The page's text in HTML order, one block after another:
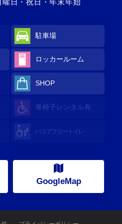
駐車場
ロッカールーム
SHOP
車椅子レンタル有
バリアフリートイレ
GoogleMap